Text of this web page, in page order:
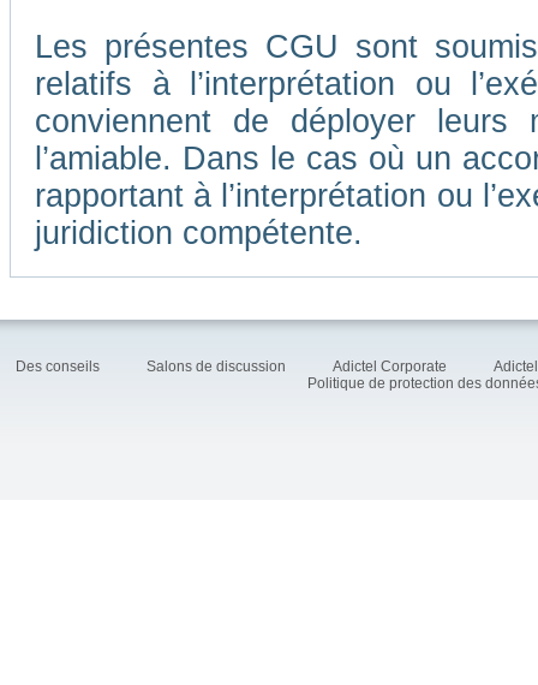
Les présentes CGU sont
relatifs à l’interprétation ou
conviennent de déployer
l’amiable. Dans le cas où un
rapportant à l’interprétation ou
juridiction compétente.
Des conseils Salons de discussion Adictel Corporate
Politique de protection des